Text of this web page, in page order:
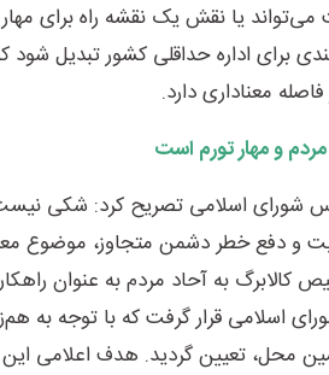
یا نقش یک نقشه راه برای
برای اداره حداقلی کشور تبدیل شود
معناداری دارد.
و مهار تورم است
شورای اسلامی تصریح کرد: شکی
و دفع خطر دشمن متجاوز، موضوع
کالابرگ به آحاد مردم به عنوان
اسلامی قرار گرفت که با توجه به
محل، تعیین گردید. هدف اعلامی